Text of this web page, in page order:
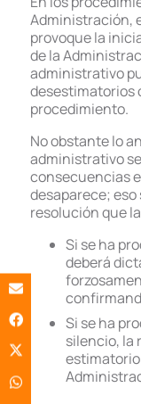
Administración,
provoque la
de la
administrativo
desestimatorios
procedimiento.
No obstante lo
administrativo
consecuencias
desaparece; eso
resolución que
Si se ha
deberá
Si se ha
silencio, la